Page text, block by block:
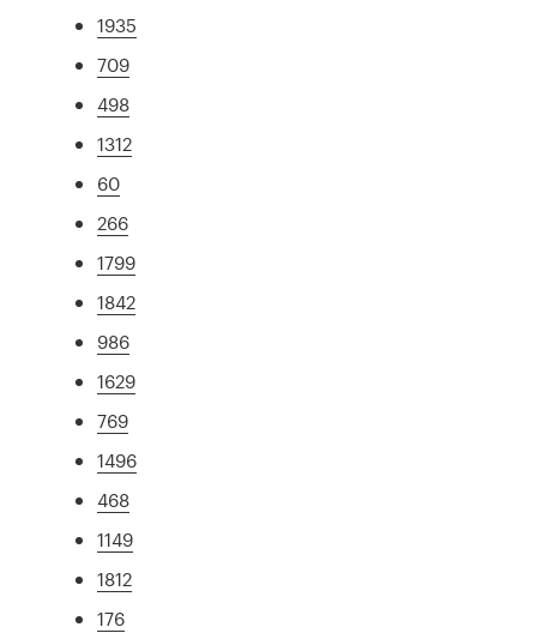
1935
709
498
1312
60
266
1799
1842
986
1629
769
1496
468
1149
1812
176